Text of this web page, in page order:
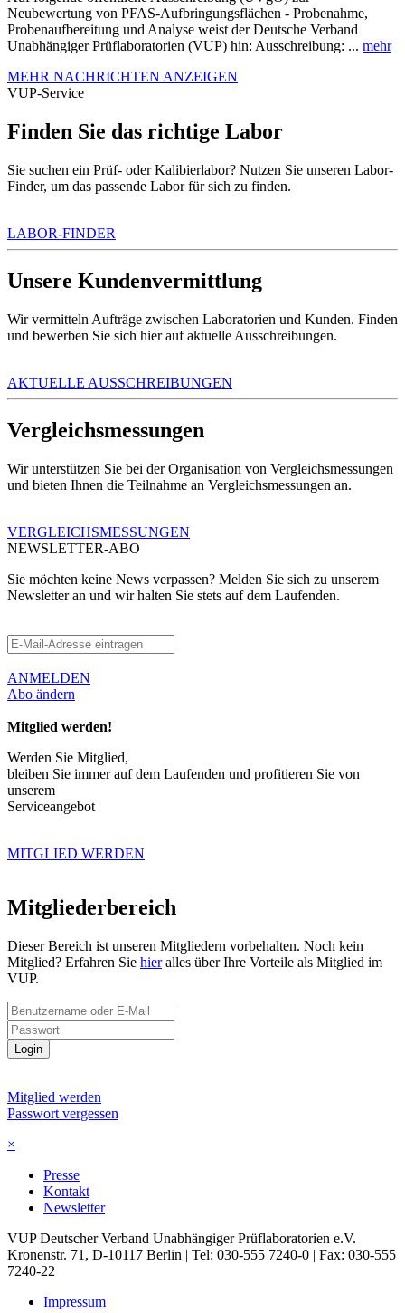
Neubewertung von PFAS-Aufbringungsflächen - Probenahme,
Probenaufbereitung und Analyse weist der Deutsche Verband
Unabhängiger Prüflaboratorien (VUP) hin: Ausschreibung: ... mehr
MEHR NACHRICHTEN ANZEIGEN
VUP-Service
Finden Sie das richtige Labor
Sie suchen ein Prüf- oder Kalibierlabor? Nutzen Sie unseren Labor-
Finder, um das passende Labor für sich zu finden.
LABOR-FINDER
Unsere Kundenvermittlung
Wir vermitteln Aufträge zwischen Laboratorien und Kunden. Finden
und bewerben Sie sich hier auf aktuelle Ausschreibungen.
AKTUELLE AUSSCHREIBUNGEN
Vergleichsmessungen
Wir unterstützen Sie bei der Organisation von Vergleichsmessungen
und bieten Ihnen die Teilnahme an Vergleichsmessungen an.
VERGLEICHSMESSUNGEN
NEWSLETTER-ABO
Sie möchten keine News verpassen? Melden Sie sich zu unserem
Newsletter an und wir halten Sie stets auf dem Laufenden.
ANMELDEN
Abo ändern
Mitglied werden!
Werden Sie Mitglied,
bleiben Sie immer auf dem Laufenden und profitieren Sie von
unserem
Serviceangebot
MITGLIED WERDEN
Mitgliederbereich
Dieser Bereich ist unseren Mitgliedern vorbehalten. Noch kein
Mitglied? Erfahren Sie hieralles über Ihre Vorteile als Mitglied im
VUP.
Login
Mitglied werden
Passwort vergessen
×
Presse
Kontakt
Newsletter
VUP Deutscher Verband Unabhängiger Prüflaboratorien e.V.
Kronenstr. 71, D-10117 Berlin | Tel: 030-555 7240-0 | Fax: 030-555
7240-22
Impressum